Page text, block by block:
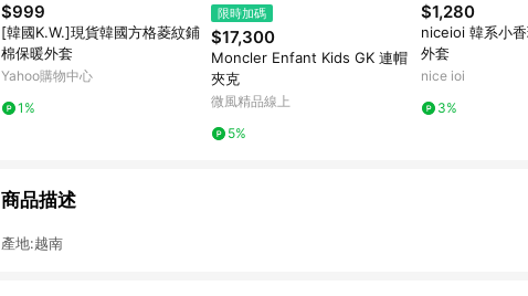
$999
[韓國K.W.]現貨韓國方格菱紋鋪
棉保暖外套
Yahoo購物中心
1%
限時加碼
$17,300
Moncler Enfant Kids GK 連帽
夾克
微風精品線上
5%
$1,280
niceioi 韓系小
外套
nice ioi
3%
商品描述
產地:越南